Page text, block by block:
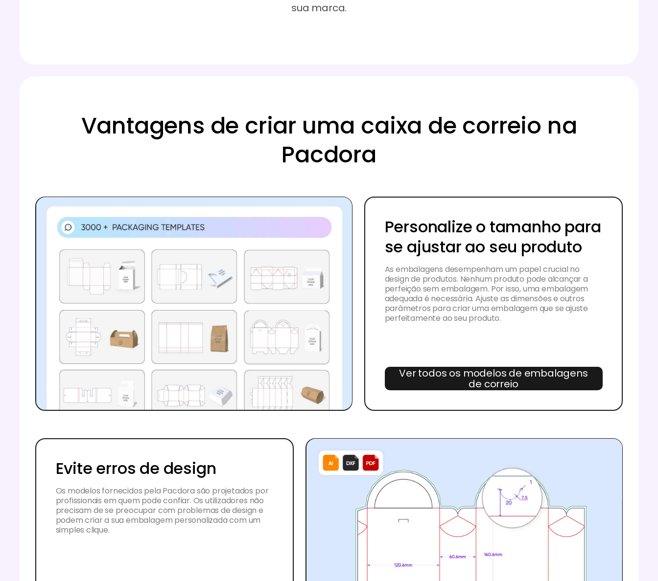
sua marca.
Vantagens de criar uma caixa de correio na
Pacdora
Personalize o tamanho para
se ajustar ao seu produto
As embalagens desempenham um papel crucial no
design de produtos. Nenhum produto pode alcançar a
perfeição sem embalagem. Por isso, uma embalagem
adequada é necessária. Ajuste as dimensões e outros
parâmetros para criar uma embalagem que se ajuste
perfeitamente ao seu produto.
Ver todos os modelos de embalagens
de correio
Evite erros de design
Os modelos fornecidos pela Pacdora são projetados por
profissionais em quem pode confiar. Os utilizadores não
precisam de se preocupar com problemas de design e
podem criar a sua embalagem personalizada com um
simples clique.